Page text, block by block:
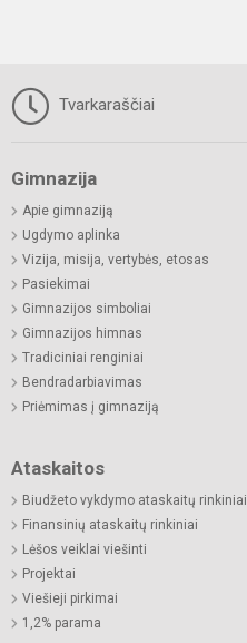
Tvarkaraščiai
Gimnazija
Apie gimnaziją
Ugdymo aplinka
Vizija, misija, vertybės, etosas
Pasiekimai
Gimnazijos simboliai
Gimnazijos himnas
Tradiciniai renginiai
Bendradarbiavimas
Priėmimas į gimnaziją
Ataskaitos
Biudžeto vykdymo ataskaitų rinkiniai
Finansinių ataskaitų rinkiniai
Lėšos veiklai viešinti
Projektai
Viešieji pirkimai
1,2% parama